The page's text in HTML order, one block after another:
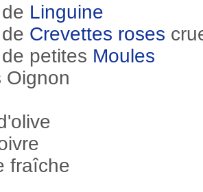
Linguine
Crevettes roses
petites Moules
Oignon
fraîche